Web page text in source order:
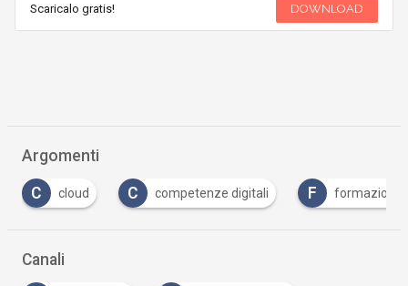
Scaricalo gratis! DOWNLOAD
Argomenti
cloud C competenze digitali F formazione
Canali